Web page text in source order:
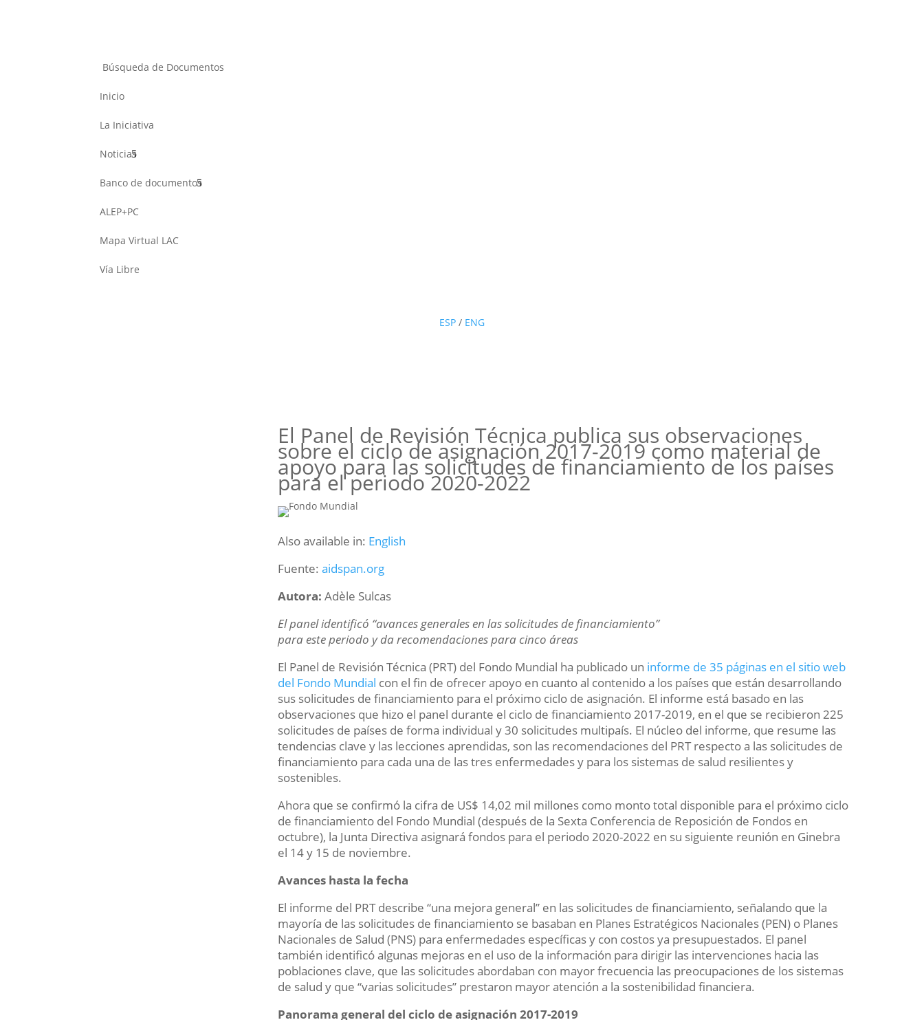
Búsqueda de Documentos
Inicio
La Iniciativa
Noticias
Banco de documentos
ALEP+PC
Mapa Virtual LAC
Vía Libre
ESP / ENG
El Panel de Revisión Técnica publica sus observaciones
sobre el ciclo de asignación 2017-2019 como material de
apoyo para las solicitudes de financiamiento de los países
para el periodo 2020-2022
Also available in: English
Fuente:aidspan.org
Autora: Adèle Sulcas
El panel identificó “avances generales en las solicitudes de financiamiento”
para este periodo y da recomendaciones para cinco áreas
El Panel de Revisión Técnica (PRT) del Fondo Mundial ha publicado un informe de 35 páginas en el sitio web
del Fondo Mundial con el fin de ofrecer apoyo en cuanto al contenido a los países que están desarrollando
sus solicitudes de financiamiento para el próximo ciclo de asignación. El informe está basado en las
observaciones que hizo el panel durante el ciclo de financiamiento 2017-2019, en el que se recibieron 225
solicitudes de países de forma individual y 30 solicitudes multipaís. El núcleo del informe, que resume las
tendencias clave y las lecciones aprendidas, son las recomendaciones del PRT respecto a las solicitudes de
financiamiento para cada una de las tres enfermedades y para los sistemas de salud resilientes y
sostenibles.
Ahora que se confirmó la cifra de US$ 14,02 mil millones como monto total disponible para el próximo ciclo
de financiamiento del Fondo Mundial (después de la Sexta Conferencia de Reposición de Fondos en
octubre), la Junta Directiva asignará fondos para el periodo 2020-2022 en su siguiente reunión en Ginebra
el 14 y 15 de noviembre.
Avances hasta la fecha
El informe del PRT describe “una mejora general” en las solicitudes de financiamiento, señalando que la
mayoría de las solicitudes de financiamiento se basaban en Planes Estratégicos Nacionales (PEN) o Planes
Nacionales de Salud (PNS) para enfermedades específicas y con costos ya presupuestados. El panel
también identificó algunas mejoras en el uso de la información para dirigir las intervenciones hacia las
poblaciones clave, que las solicitudes abordaban con mayor frecuencia las preocupaciones de los sistemas
de salud y que “varias solicitudes” prestaron mayor atención a la sostenibilidad financiera.
Panorama general del ciclo de asignación 2017-2019